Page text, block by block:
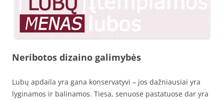
Neribotos dizaino galimybės
Lubų apdaila yra gana konservatyvi – jos dažniausiai yra
lyginamos ir balinamos. Tiesa, senuose pastatuose dar yra